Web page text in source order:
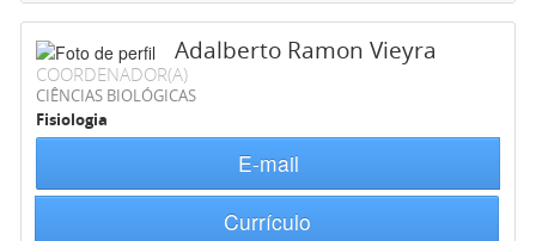
Adalberto Ramon Vieyra
COORDENADOR(A)
CIÊNCIAS BIOLÓGICAS
Fisiologia
E-mail
Currículo